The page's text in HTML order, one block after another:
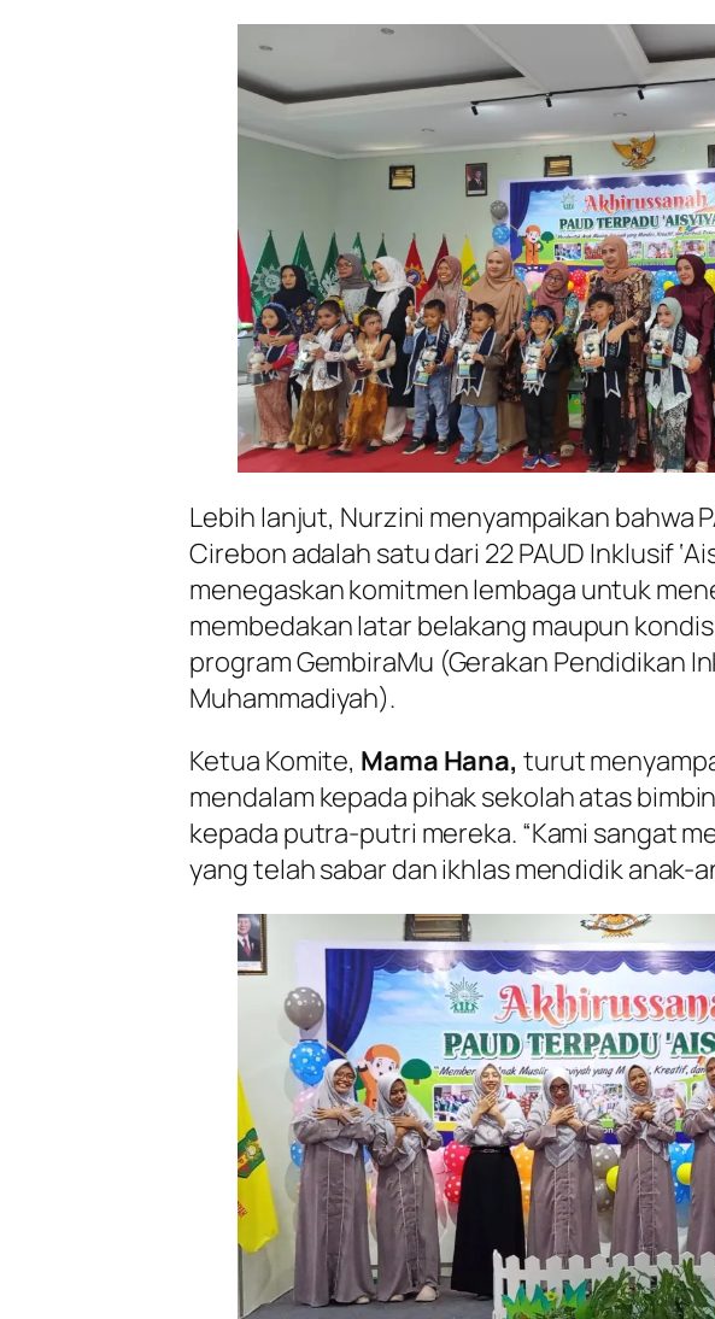
Lebih lanjut, Nurzini menyampaikan bahwa
Cirebon adalah satu dari 22 PAUD Inklusif
menegaskan komitmen lembaga untuk
membedakan latar belakang maupun
program GembiraMu (Gerakan Pendidikan
Muhammadiyah).
Ketua Komite, Mama Hana, turut
mendalam kepada pihak sekolah atas
kepada putra-putri mereka. “Kami sangat
yang telah sabar dan ikhlas mendidik anak-